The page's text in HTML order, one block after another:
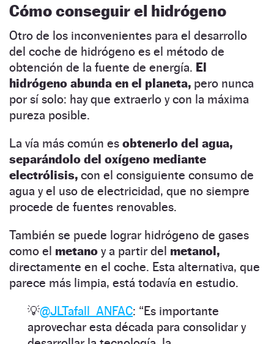
Cómo conseguir el hidrógeno
Otro de los inconvenientes para el desarrollo
del coche de hidrógeno es el método de
obtención de la fuente de energía. El
hidrógeno abunda en el planeta, pero nunca
por sí solo: hay que extraerlo y con la máxima
pureza posible.
La vía más común es obtenerlo del agua,
separándolo del oxígeno mediante
electrólisis, con el consiguiente consumo de
agua y el uso de electricidad, que no siempre
procede de fuentes renovables.
También se puede lograr hidrógeno de gases
como el metano y a partir del metanol,
directamente en el coche. Esta alternativa, que
parece más limpia, está todavía en estudio.
💡@JLTafall_ANFAC: “Es importante
aprovechar esta década para consolidar y